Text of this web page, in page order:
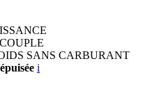
COUPLE
SANS CARBURANT
i